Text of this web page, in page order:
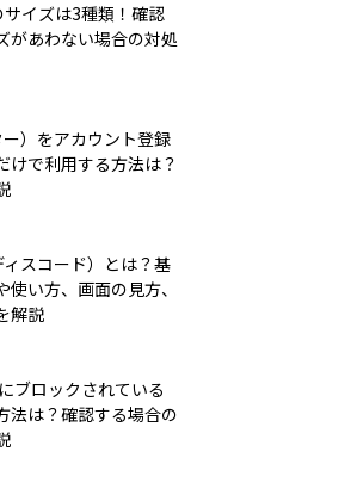
サイズは3種類！確認
があわない場合の対処
）をアカウント登録
けで利用する方法は？
スコード）とは？基
使い方、画面の見方、
解説
ブロックされている
法は？確認する場合の